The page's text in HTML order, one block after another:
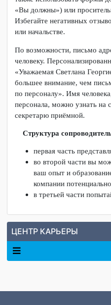
ЦЕНТР КАРЬЕРЫ
3 абзаца, всего не более
Большинство
также использовать формы
«Вы должны») или
Избегайте негативных
или начальстве.
По возможности, письмо
человеку.
большее внимание, чем
по персоналу». Имя
персонала, можно узнать
секретарю приёмной.
Структура
во второй части вы
ваш опыт и